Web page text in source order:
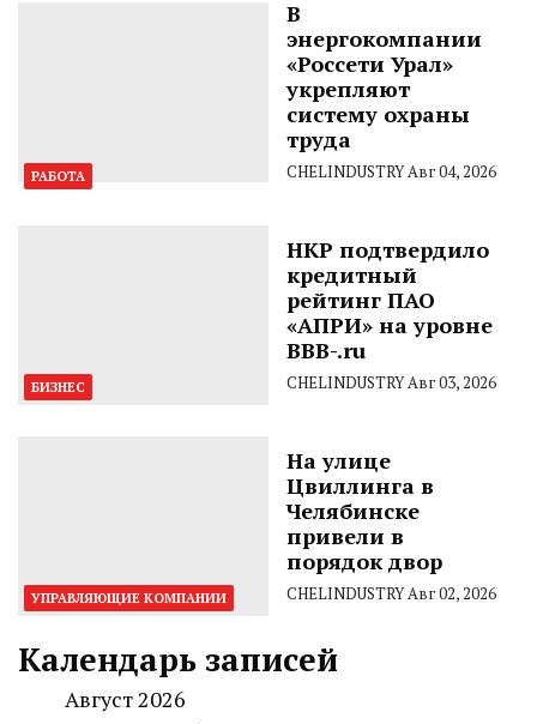
РАБОТА
В
энергокомпании
«Россети Урал»
укрепляют
систему охраны
труда
CHELINDUSTRYАвг 04, 2026
БИЗНЕС
НКР подтвердило
кредитный
рейтинг ПАО
«АПРИ» на уровне
BBB-.ru
CHELINDUSTRYАвг 03, 2026
УПРАВЛЯЮЩИЕ КОМПАНИИ
На улице
Цвиллинга в
Челябинске
привели в
порядок двор
CHELINDUSTRYАвг 02, 2026
Календарь записей
Август 2026